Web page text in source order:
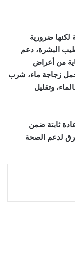
لكنها ضرورية
البشرة، دعم
من أعراض
زجاجة ماء، شرب
وتقليل
ثابتة ضمن
لدعم الصحة